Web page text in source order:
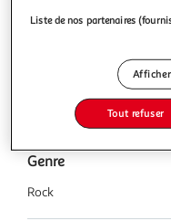
Caractéristiques
Genre
Rock
Liste de nos partenaires
Tout refuser